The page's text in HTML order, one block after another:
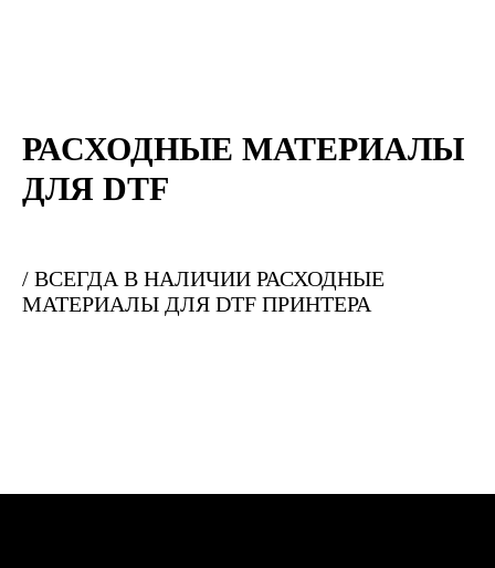
РАСХОДНЫЕ МАТЕРИАЛЫ
ДЛЯ DTF
/ ВСЕГДА В НАЛИЧИИ РАСХОДНЫЕ
МАТЕРИАЛЫ ДЛЯ DTF ПРИНТЕРА